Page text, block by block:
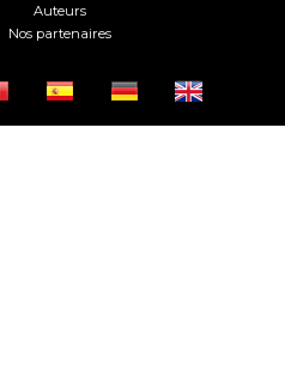
Auteurs
Nos partenaires